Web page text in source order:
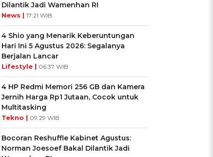
Dilantik Jadi Wamenhan RI
News | 17:21 WIB
4 Shio yang Menarik Keberuntungan
Hari Ini 5 Agustus 2026: Segalanya
Berjalan Lancar
Lifestyle | 06:37 WIB
4 HP Redmi Memori 256 GB dan Kamera
Jernih Harga Rp1 Jutaan, Cocok untuk
Multitasking
Tekno | 09:29 WIB
Bocoran Reshuffle Kabinet Agustus:
Norman Joesoef Bakal Dilantik Jadi